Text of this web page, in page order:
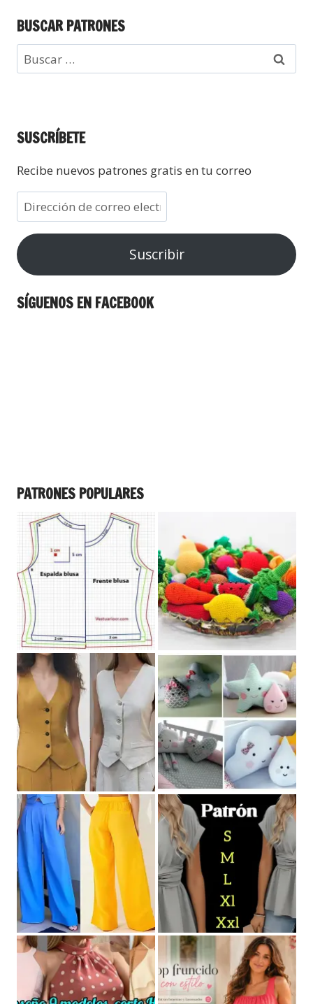
BUSCAR PATRONES
SUSCRÍBETE
Recibe nuevos patrones gratis en tu correo
Suscribir
SÍGUENOS EN FACEBOOK
PATRONES POPULARES